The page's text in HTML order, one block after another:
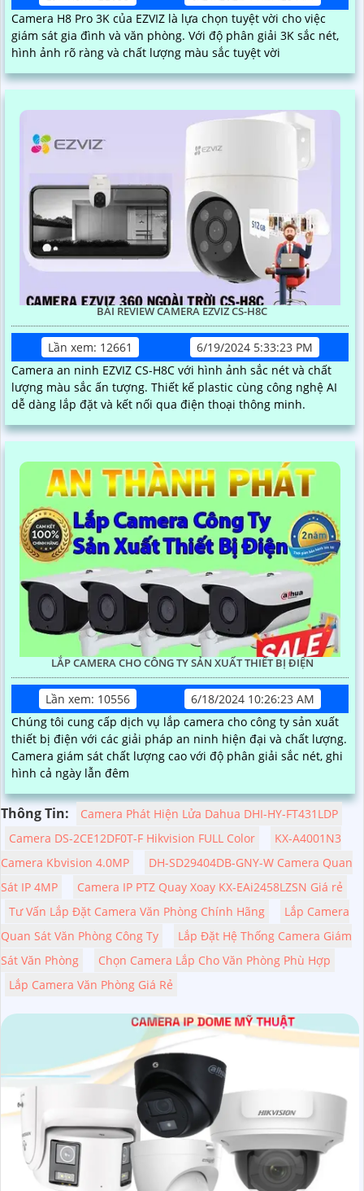
Camera H8 Pro 3K của EZVIZ là lựa chọn tuyệt vời cho việc
giám sát gia đình và văn phòng. Với độ phân giải 3K sắc nét,
hình ảnh rõ ràng và chất lượng màu sắc tuyệt vời
BÀI REVIEW CAMERA EZVIZ CS-H8C
Lần xem: 12661
6/19/2024 5:33:23 PM
Camera an ninh EZVIZ CS-H8C với hình ảnh sắc nét và chất
lượng màu sắc ấn tượng. Thiết kế plastic cùng công nghệ AI
dễ dàng lắp đặt và kết nối qua điện thoại thông minh.
LẮP CAMERA CHO CÔNG TY SẢN XUẤT THIẾT BỊ ĐIỆN
Lần xem: 10556
6/18/2024 10:26:23 AM
Chúng tôi cung cấp dịch vụ lắp camera cho công ty sản xuất
thiết bị điện với các giải pháp an ninh hiện đại và chất lượng.
Camera giám sát chất lượng cao với độ phân giải sắc nét, ghi
hình cả ngày lẫn đêm
Thông Tin:
Camera Phát Hiện Lửa Dahua DHI-HY-FT431LDP
Camera DS-2CE12DF0T-F Hikvision FULL Color
KX-A4001N3
Camera Kbvision 4.0MP
DH-SD29404DB-GNY-W Camera Quan
Sát IP 4MP
Camera IP PTZ Quay Xoay KX-EAi2458LZSN Giá rẻ
Tư Vấn Lắp Đặt Camera Văn Phòng Chính Hãng
Lắp Camera
Quan Sát Văn Phòng Công Ty
Lắp Đặt Hệ Thống Camera Giám
Sát Văn Phòng
Chọn Camera Lắp Cho Văn Phòng Phù Hợp
Lắp Camera Văn Phòng Giá Rẻ